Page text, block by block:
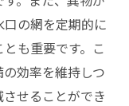
の網を定期的に
も重要です。こ
効率を維持しつ
せることができ